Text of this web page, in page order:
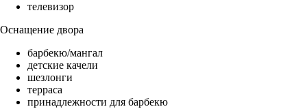
телевизор
Оснащение двора
барбекю/мангал
детские качели
шезлонги
терраса
принадлежности для барбекю